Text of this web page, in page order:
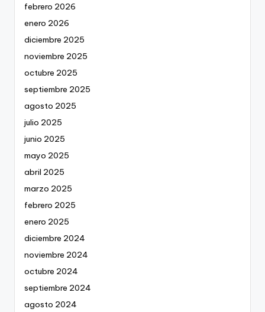
febrero 2026
enero 2026
diciembre 2025
noviembre 2025
octubre 2025
septiembre 2025
agosto 2025
julio 2025
junio 2025
mayo 2025
abril 2025
marzo 2025
febrero 2025
enero 2025
diciembre 2024
noviembre 2024
octubre 2024
septiembre 2024
agosto 2024